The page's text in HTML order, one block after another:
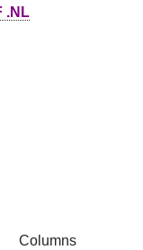
.NL
Columns